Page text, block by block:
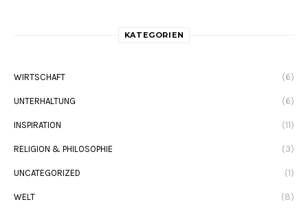
KATEGORIEN
WIRTSCHAFT (6)
UNTERHALTUNG (6)
INSPIRATION (11)
RELIGION & PHILOSOPHIE (3)
UNCATEGORIZED (1)
WELT (8)